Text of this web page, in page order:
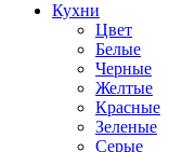
Кухни
Цвет
Белые
Черные
Желтые
Красные
Зеленые
Серые